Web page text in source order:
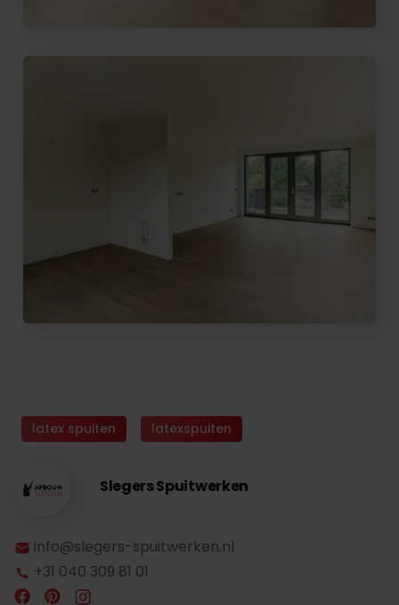
latex spuiten latexspuiten
Slegers Spuitwerken
info@slegers-spuitwerken.nl
+31 040 309 81 01